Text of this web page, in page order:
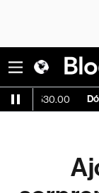
Dólar CCL